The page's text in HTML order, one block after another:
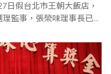
監事，張榮味理事長已連
代表肯定，高票當選新任
事長。由於這次選舉，事